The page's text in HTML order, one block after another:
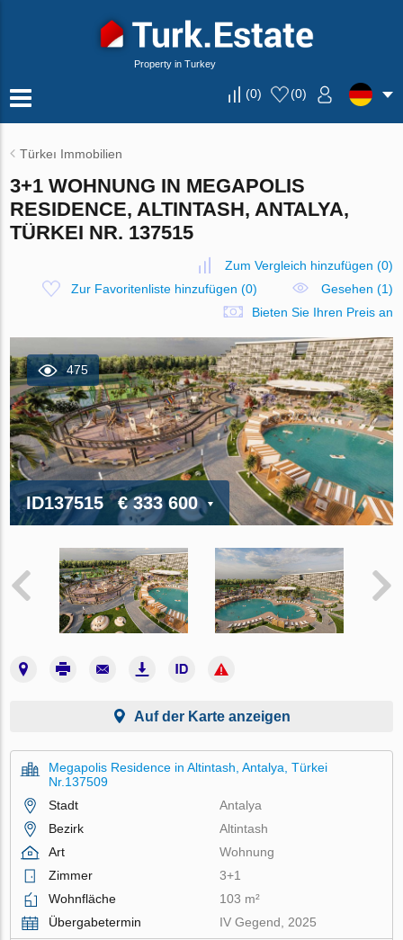
Property in Turkey
(0) (0)
Türkeı Immobilien
3+1 WOHNUNG IN MEGAPOLIS
RESIDENCE, ALTINTASH, ANTALYA,
TÜRKEI NR. 137515
Zum Vergleich hinzufügen (0)
Zur Favoritenliste hinzufügen (0)
Gesehen (1)
Bieten Sie Ihren Preis an
475
ID137515 € 333 600
Auf der Karte anzeigen
Megapolis Residence in Altintash, Antalya, Türkei
Nr.137509
Stadt
Antalya
Bezirk
Altintash
Art
Wohnung
Zimmer
3+1
Wohnfläche
103 m²
Übergabetermin
IV Gegend, 2025